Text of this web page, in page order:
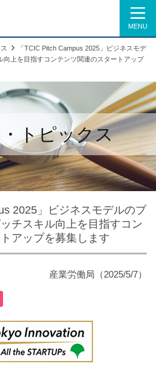
MENU
「TCIC Pitch Campus 2025」ビジネスモデ
向上を目指すコンテンツ関連のスタートアップ
トピックス
2025」ビジネスモデルのブ
チスキル向上を目指すコン
アップを募集します
産業労働局（2025/5/7）